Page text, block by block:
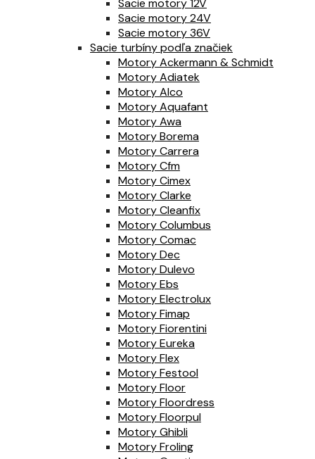
Sacie motory 12V
Sacie motory 24V
Sacie motory 36V
Sacie turbíny podľa značiek
Motory Ackermann & Schmidt
Motory Adiatek
Motory Alco
Motory Aquafant
Motory Awa
Motory Borema
Motory Carrera
Motory Cfm
Motory Cimex
Motory Clarke
Motory Cleanfix
Motory Columbus
Motory Comac
Motory Dec
Motory Dulevo
Motory Ebs
Motory Electrolux
Motory Fimap
Motory Fiorentini
Motory Eureka
Motory Flex
Motory Festool
Motory Floor
Motory Floordress
Motory Floorpul
Motory Ghibli
Motory Froling